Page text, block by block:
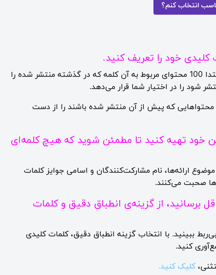
انتخاب کنم؟
معمولا پس از اینکه کلمات کلیدی خود را تعریف کردید، نیوزباکس ابتدا 100 محتوای مربوط به آن کلمه که در گذشته منتشر شده را
شود را در اختیار شما قرار می‌دهد.
محتواهایی که پیش از آن منتشر شده باشند را از دست
خود تهیه کنید تا مطمئن شوید که هیچ کلمه‌ای
ارائه‌ها، نام مشارکت‌کنندگان و اسامی جوایز کلمات
صحبت می‌کنند.
برسانید، از گزینه‌ی انطباق دقیق و کلمات
ببینید. با انتخاب گزینه انطباق دقیق، کلمات کلیدی
کنید.
کلیک کنید.